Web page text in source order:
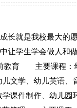
长就是我校最大的
让学生学会做人和
教育 主要课程：
儿文学、幼儿英语、
学课件制作、幼儿